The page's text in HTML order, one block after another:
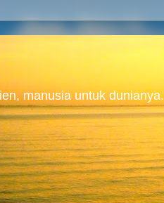
manusia untuk dunianya.